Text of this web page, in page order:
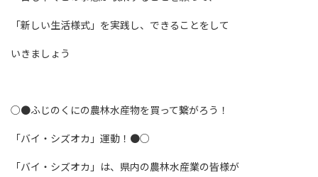
「新しい生活様式」を実践し、できることをして
いきましょう
○●ふじのくにの農林水産物を買って繋がろう！
「バイ・シズオカ」運動！●○
「バイ・シズオカ」は、県内の農林水産業の皆様が